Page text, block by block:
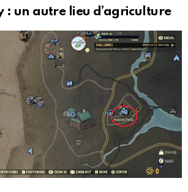
: un autre lieu d’agriculture